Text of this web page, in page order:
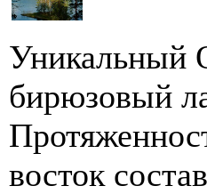
Уникальный
бирюзовый
восток